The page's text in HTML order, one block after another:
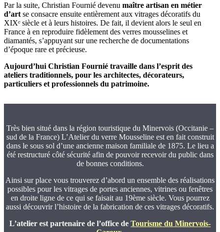
Par la suite, Christian Fournié devenu maître artisan en métier
d’art se consacre ensuite entièrement aux vitrages décoratifs du
XIXᵉ siècle et à leurs histoires. De fait, il devient alors le seul en
France à en reproduire fidèlement des verres mousselines et
diamantés, s’appuyant sur une recherche de documentations
d’époque rare et précieuse.
Aujourd’hui Christian Fournié travaille dans l’esprit des
ateliers traditionnels, pour les architectes, décorateurs,
particuliers et professionnels du patrimoine.
Très bien situé dans la région touristique du Minervois (Occitanie –
sud de la France) L’Atelier du verre Mousseline est en fait construit
dans le sous sol d’une ancienne maison familiale de 1875. Le lieu a
été restructuré côté sécurité afin de pouvoir recevoir du public dans
de bonnes conditions.
Ainsi sur place vous trouverez d’abord un ensemble des réalisations
possibles pour les vitrages de portes anciennes, vitrines ou fenêtres
en droite ligne de ce qui se faisait au 19ème siècle. Vous pourrez
aussi découvrir l’histoire de la fabrication de ces vitrages décoratifs.
L’atelier est partenaire de l’office de Tourisme du Minervois-